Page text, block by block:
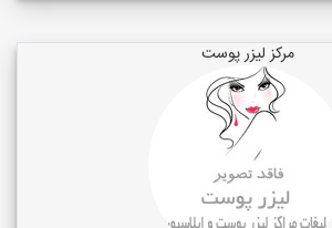
مرکز لیزر پوست